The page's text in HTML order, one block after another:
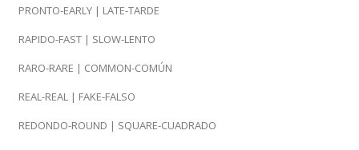
PRONTO-EARLY | LATE-TARDE
RAPIDO-FAST | SLOW-LENTO
RARO-RARE | COMMON-COMÚN
REAL-REAL | FAKE-FALSO
REDONDO-ROUND | SQUARE-CUADRADO